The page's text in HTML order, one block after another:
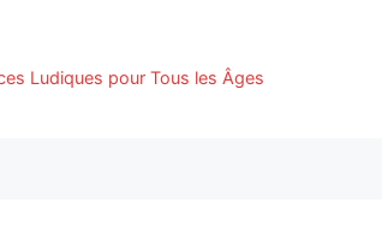
Ludiques pour Tous les Âges